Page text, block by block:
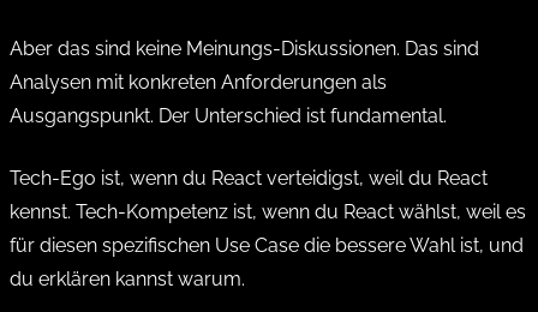
Aber das sind keine Meinungs-Diskussionen. Das sind
Analysen mit konkreten Anforderungen als
Ausgangspunkt. Der Unterschied ist fundamental.
Tech-Ego ist, wenn du React verteidigst, weil du React
kennst. Tech-Kompetenz ist, wenn du React wählst, weil es
für diesen spezifischen Use Case die bessere Wahl ist, und
du erklären kannst warum.